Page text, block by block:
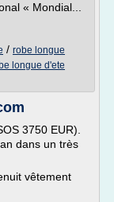
« Mondial...
/ robe longue
longue d'ete
3750 EUR).
dans un très
vêtement